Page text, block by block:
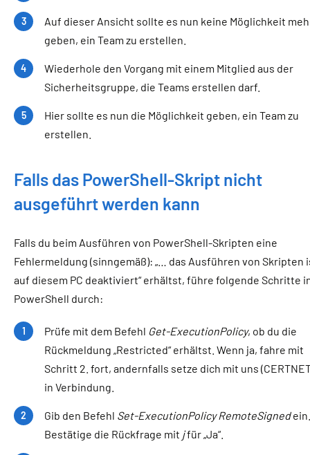
Auf dieser Ansicht sollte es nun keine Möglichkeit
geben, ein Team zu erstellen.
Wiederhole den Vorgang mit einem Mitglied aus der
Sicherheitsgruppe, die Teams erstellen darf.
Hier sollte es nun die Möglichkeit geben, ein Team zu
erstellen.
Falls das PowerShell-Skript nicht
ausgeführt werden kann
Falls du beim Ausführen von PowerShell-Skripten eine
Fehlermeldung (sinngemäß): „… das Ausführen von Skripten
auf diesem PC deaktiviert“ erhältst, führe folgende Schritte
PowerShell durch:
Prüfe mit dem Befehl Get-ExecutionPolicy, ob du die
Rückmeldung „Restricted“ erhältst. Wenn ja, fahre mit
Schritt 2. fort, andernfalls setze dich mit uns
in Verbindung.
Gib den Befehl Set-ExecutionPolicy RemoteSignedein.
Bestätige die Rückfrage mit jfür „Ja“.